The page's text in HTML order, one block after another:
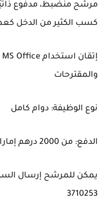
مرشح منضبط، مدفوع
كسب الكثير من الدخل
والمقترحات
نوع الوظيفة: دوام كامل
الدفع: من 2000 درهم إماراتي شهريًا
3710253